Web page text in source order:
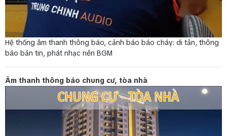
Hệ thống âm thanh thông báo, cảnh báo báo cháy: di tản, thông
báo bản tin, phát nhạc nền BGM
Âm thanh thông báo chung cư, tòa nhà